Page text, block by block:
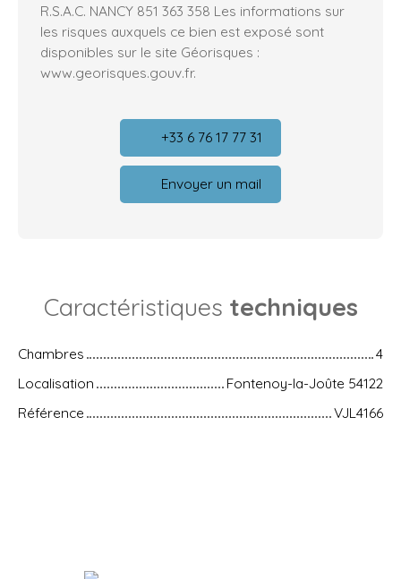
R.S.A.C. NANCY 851 363 358 Les informations sur
les risques auxquels ce bien est exposé sont
disponibles sur le site Géorisques :
www.georisques.gouv.fr.
+33 6 76 17 77 31
Envoyer un mail
Caractéristiques techniques
Chambres
4
Localisation
Fontenoy-la-Joûte 54122
Référence
VJL4166